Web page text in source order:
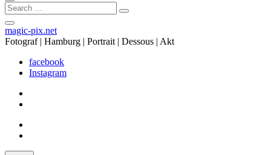
Search
…
Close
Side
Menu
magic-pix.net
Fotograf | Hamburg | Portrait | Dessous | Akt
facebook
Instagram